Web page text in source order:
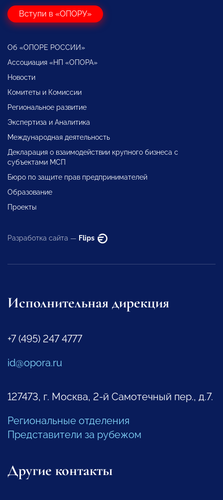
Вступи в «ОПОРУ»
Об «ОПОРЕ РОССИИ»
Ассоциация «НП «ОПОРА»
Новости
Комитеты и Комиссии
Региональное развитие
Экспертиза и Аналитика
Международная деятельность
Декларация о взаимодействии крупного бизнеса с
субъектами МСП
Бюро по защите прав предпринимателей
Образование
Проекты
Разработка сайта — Flips
Исполнительная дирекция
+7 (495) 247 4777
id@opora.ru
127473, г. Москва, 2-й Самотечный пер., д.7.
Региональные отделения
Представители за рубежом
Другие контакты